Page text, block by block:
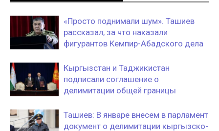
«Просто поднимали шум». Ташиев
рассказал, за что наказали
фигурантов Кемпир-Абадского дела
Кыргызстан и Таджикистан
подписали соглашение о
делимитации общей границы
Ташиев: В январе внесем в парламент
документ о делимитации кыргызско-